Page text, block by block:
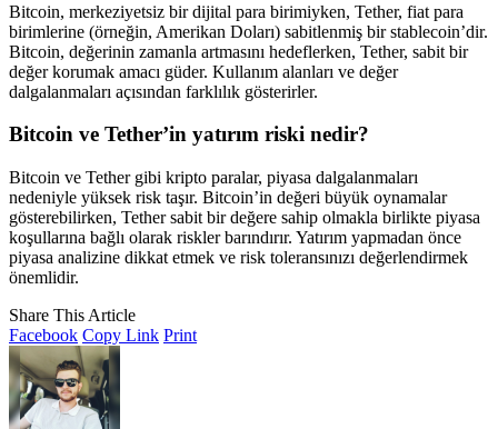
Bitcoin, merkeziyetsiz bir dijital para birimiyken, Tether, fiat para
birimlerine (örneğin, Amerikan Doları) sabitlenmiş bir stablecoin’dir.
Bitcoin, değerinin zamanla artmasını hedeflerken, Tether, sabit bir
değer korumak amacı güder. Kullanım alanları ve değer
dalgalanmaları açısından farklılık gösterirler.
Bitcoin ve Tether’in yatırım riski nedir?
Bitcoin ve Tether gibi kripto paralar, piyasa dalgalanmaları
nedeniyle yüksek risk taşır. Bitcoin’in değeri büyük oynamalar
gösterebilirken, Tether sabit bir değere sahip olmakla birlikte piyasa
koşullarına bağlı olarak riskler barındırır. Yatırım yapmadan önce
piyasa analizine dikkat etmek ve risk toleransınızı değerlendirmek
önemlidir.
Share This Article
Facebook Copy Link Print